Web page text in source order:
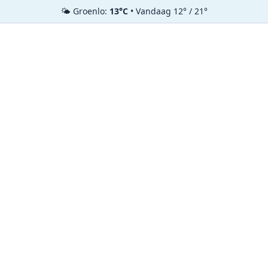
🌤️ Groenlo: 13°C • Vandaag 12° / 21°